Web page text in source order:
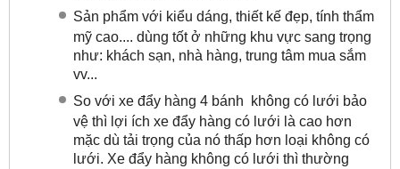
Sản phẩm với kiểu dáng, thiết kế đẹp, tính thẩm
mỹ cao.... dùng tốt ở những khu vực sang trọng
như: khách sạn, nhà hàng, trung tâm mua sắm
vv...
So với xe đẩy hàng 4 bánh không có lưới bảo
vệ thì lợi ích xe đẩy hàng có lưới là cao hơn
mặc dù tải trọng của nó thấp hơn loại không có
lưới. Xe đẩy hàng không có lưới thì thường